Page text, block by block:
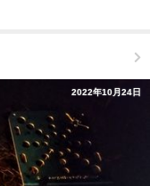
2022年10月24日